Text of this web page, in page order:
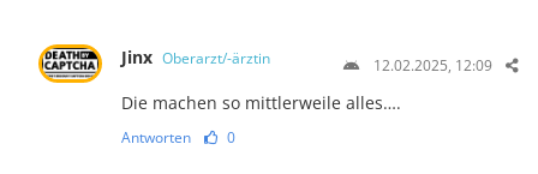
Jinx Oberarzt/-ärztin 12.02.2025, 12:09
Die machen so mittlerweile alles….
Antworten 0